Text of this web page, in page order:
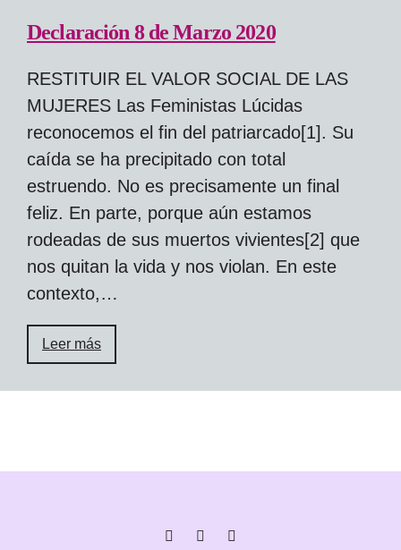
Declaración 8 de Marzo 2020
RESTITUIR EL VALOR SOCIAL DE LAS
MUJERES Las Feministas Lúcidas
reconocemos el fin del patriarcado[1]. Su
caída se ha precipitado con total
estruendo. No es precisamente un final
feliz. En parte, porque aún estamos
rodeadas de sus muertos vivientes[2] que
nos quitan la vida y nos violan. En este
contexto,…
Leer más